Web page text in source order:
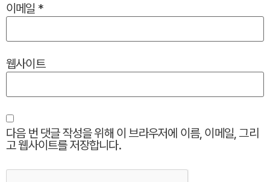
이메일 *
웹사이트
다음 번 댓글 작성을 위해 이 브라우저에 이름, 이메일, 그리
고 웹사이트를 저장합니다.